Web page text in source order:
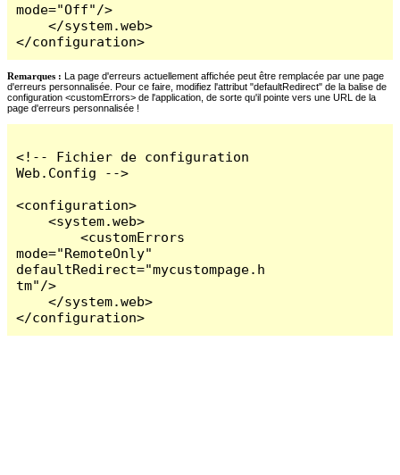
mode="Off"/>
    </system.web>
</configuration>
Remarques : La page d'erreurs actuellement affichée peut être remplacée par une page
d'erreurs personnalisée. Pour ce faire, modifiez l'attribut "defaultRedirect" de la balise de
configuration <customErrors> de l'application, de sorte qu'il pointe vers une URL de la
page d'erreurs personnalisée !
<!-- Fichier de configuration
Web.Config -->
<configuration>
    <system.web>
        <customErrors
mode="RemoteOnly"
defaultRedirect="mycustompage.h
tm"/>
    </system.web>
</configuration>